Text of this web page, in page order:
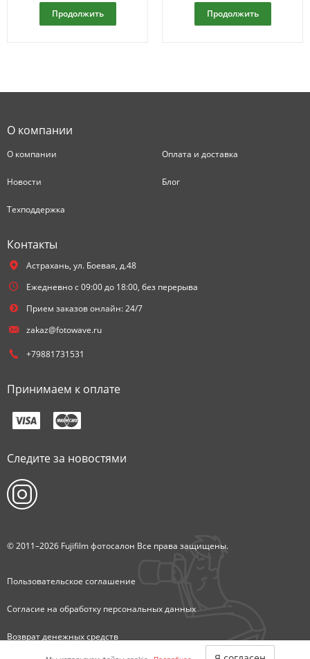
Продолжить Продолжить
О компании
О компании Оплата и доставка
Новости Блог
Техподдержка
Контакты
Астрахань, ул. Боевая, д.48
Ежедневно с 09:00 до 18:00, без перерыва
Прием заказов онлайн: 24/7
zakaz@fotowave.ru
+79881731531
Принимаем к оплате
Следите за новостями
© 2011–2026 Fujifilm фотосалон Все права защищены.
Пользовательское соглашение
Согласие на обработку персональных данных
Возврат денежных средств